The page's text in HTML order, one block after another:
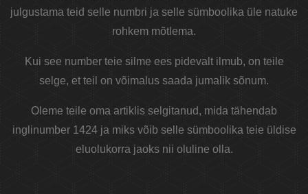
julgustama teid selle numbri ja selle sümboolika üle natuke
rohkem mõtlema.
Kui see number teie silme ees pidevalt ilmub, on teile
selge, et teil on võimalus saada jumalik sõnum.
Oleme teile oma artiklis selgitanud, mida tähendab
inglinumber 1424 ja miks võib selle sümboolika teie üldise
eluolukorra jaoks nii oluline olla.